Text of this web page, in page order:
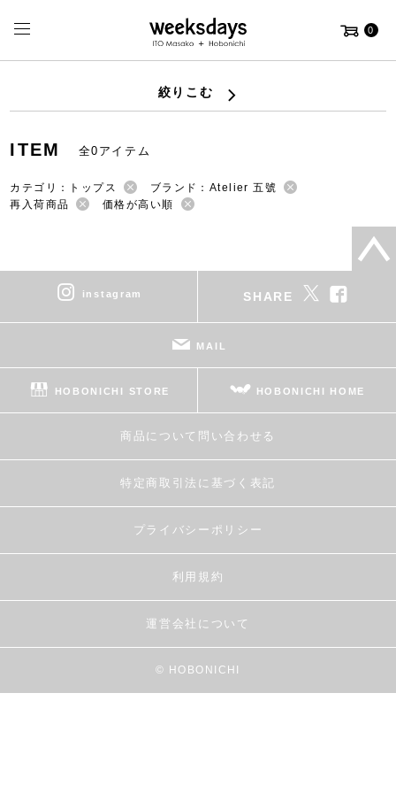
0
絞りこむ
ITEM 全0アイテム
カテゴリ：トップス
ブランド：Atelier 五號
再入荷商品
価格が高い順
instagram SHARE
MAIL
HOBONICHI STORE HOBONICHI HOME
商品について問い合わせる
特定商取引法に基づく表記
プライバシーポリシー
利用規約
運営会社について
© HOBONICHI